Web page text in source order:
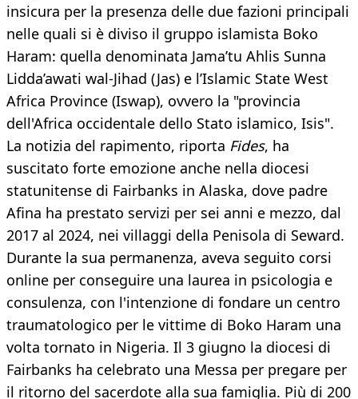
insicura per la presenza delle due fazioni principali
nelle quali si è diviso il gruppo islamista Boko
Haram: quella denominata Jama’tu Ahlis Sunna
Lidda’awati wal-Jihad (Jas) e l’Islamic State West
Africa Province (Iswap), ovvero la "provincia
dell'Africa occidentale dello Stato islamico, Isis".
La notizia del rapimento, riporta Fides, ha
suscitato forte emozione anche nella diocesi
statunitense di Fairbanks in Alaska, dove padre
Afina ha prestato servizi per sei anni e mezzo, dal
2017 al 2024, nei villaggi della Penisola di Seward.
Durante la sua permanenza, aveva seguito corsi
online per conseguire una laurea in psicologia e
consulenza, con l'intenzione di fondare un centro
traumatologico per le vittime di Boko Haram una
volta tornato in Nigeria. Il 3 giugno la diocesi di
Fairbanks ha celebrato una Messa per pregare per
il ritorno del sacerdote alla sua famiglia. Più di 200